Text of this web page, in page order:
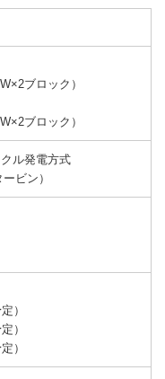
ブロック）
ブロック）
ル発電方式
ビン）
）
）
）